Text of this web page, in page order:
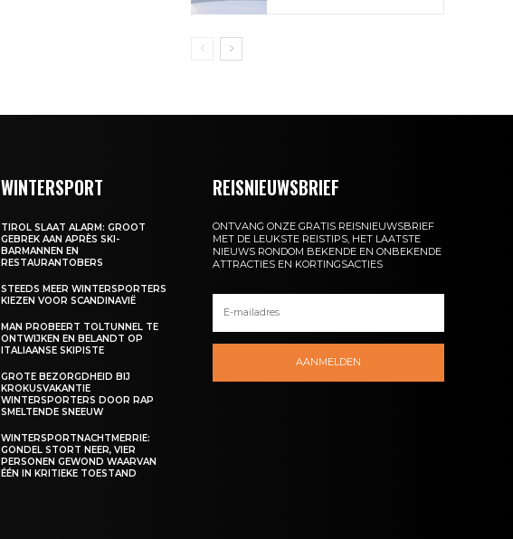
WINTERSPORT
TIROL SLAAT ALARM: GROOT
GEBREK AAN APRÈS SKI-
BARMANNEN EN
RESTAURANTOBERS
STEEDS MEER WINTERSPORTERS
KIEZEN VOOR SCANDINAVIË
MAN PROBEERT TOLTUNNEL TE
ONTWIJKEN EN BELANDT OP
ITALIAANSE SKIPISTE
GROTE BEZORGDHEID BIJ
KROKUSVAKANTIE
WINTERSPORTERS DOOR RAP
SMELTENDE SNEEUW
WINTERSPORTNACHTMERRIE:
GONDEL STORT NEER, VIER
PERSONEN GEWOND WAARVAN
ÉÉN IN KRITIEKE TOESTAND
REISNIEUWSBRIEF
ONTVANG ONZE GRATIS REISNIEUWSBRIEF
MET DE LEUKSTE REISTIPS, HET LAATSTE
NIEUWS RONDOM BEKENDE EN ONBEKENDE
ATTRACTIES EN KORTINGSACTIES
AANMELDEN